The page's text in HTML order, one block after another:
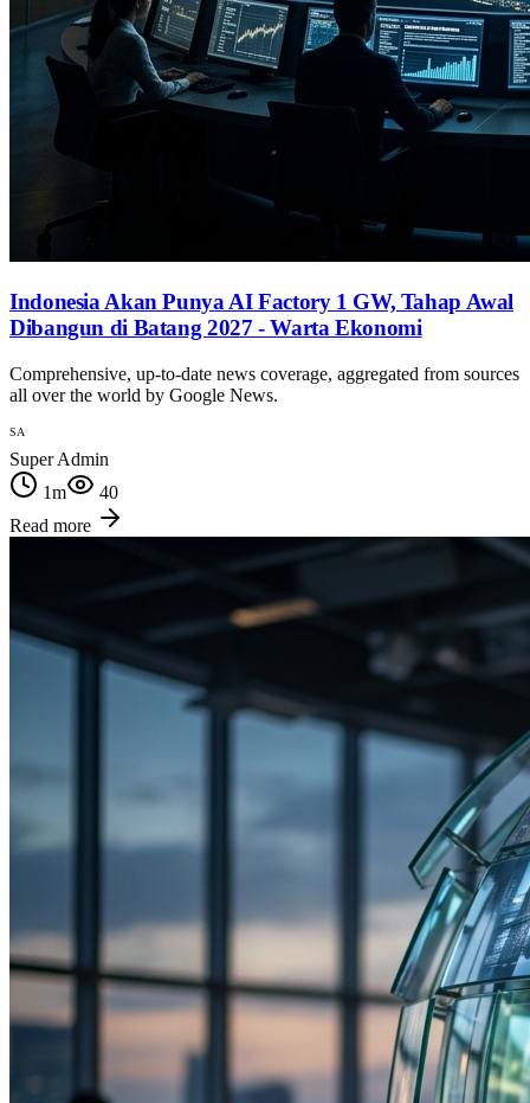
Indonesia Akan Punya AI Factory 1 GW, Tahap Awal
Dibangun di Batang 2027 - Warta Ekonomi
Comprehensive, up-to-date news coverage, aggregated from sources
all over the world by Google News.
SA
Super Admin
1m
40
Read more